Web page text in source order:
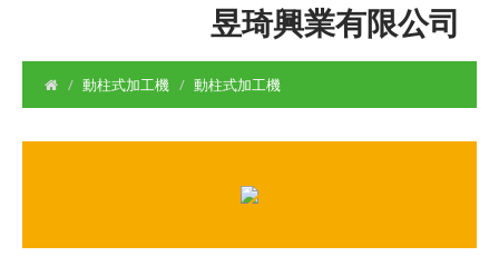
昱琦興業有限公司
動柱式加工機 動柱式加工機